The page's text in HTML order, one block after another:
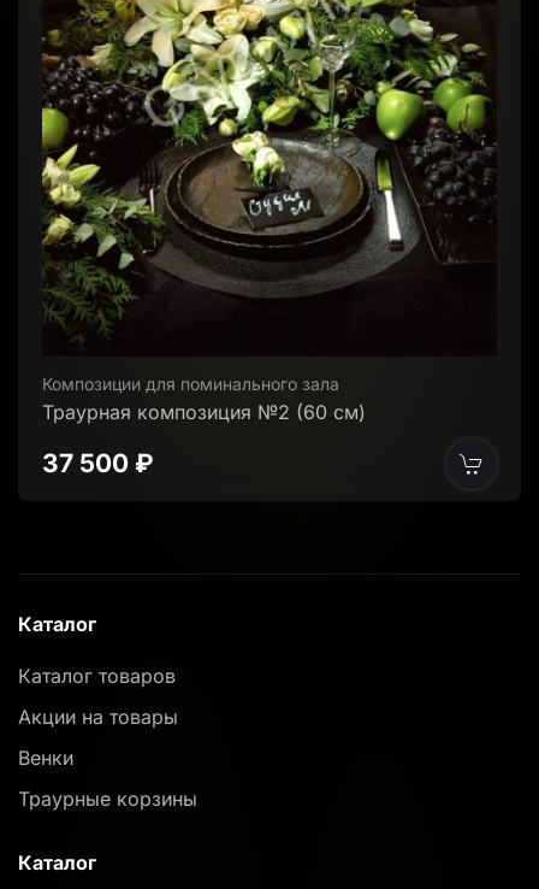
Композиции для поминального зала
Траурная композиция №2 (60 см)
37 500 ₽
Каталог
Каталог товаров
Акции на товары
Венки
Траурные корзины
Каталог